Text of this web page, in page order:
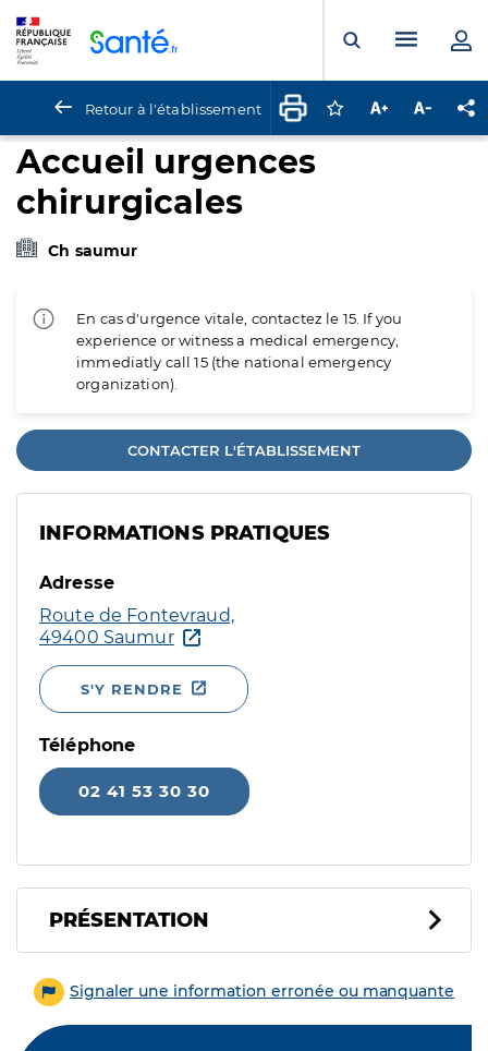
Ouvrir laMenu
Retour à l'établissement Connectez-vous
Augmenter la
Accueil urgences
chirurgicales
Ch saumur
En cas d'urgence vitale, contactez le 15. If you
experience or witness a medical emergency,
immediatly call 15 (the national emergency
organization).
CONTACTER L'ÉTABLISSEMENT
INFORMATIONS PRATIQUES
Adresse
Route de Fontevraud,
49400 Saumur
S'Y RENDRE
Téléphone
02 41 53 30 30
PRÉSENTATION
Signaler une information erronée ou manquante